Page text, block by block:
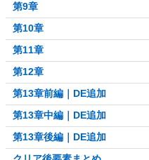
第9章
第10章
第11章
第12章
第13章前編｜DE追加
第13章中編｜DE追加
第13章後編｜DE追加